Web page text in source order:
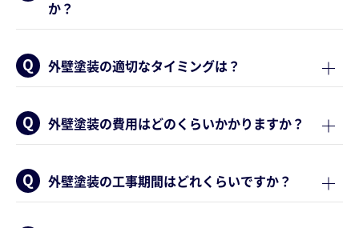
か？
外壁塗装の適切なタイミングは？
外壁塗装の費用はどのくらいかかりますか？
外壁塗装の工事期間はどれくらいですか？